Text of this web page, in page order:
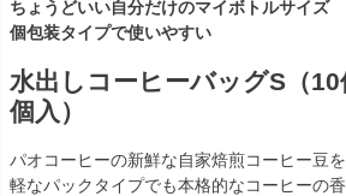
ちょうどいい自分だけのマイボトルサイズ
個包装タイプで使いやすい
水出しコーヒーバッグS（
個入）
パオコーヒーの新鮮な自家焙煎コーヒー豆
軽なパックタイプでも本格的なコーヒーの